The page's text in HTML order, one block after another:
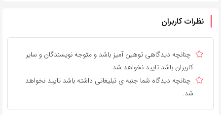
نظرات کاربران
چنانچه دیدگاهی توهین آمیز باشد و متوجه نویسندگان و سایر
کاربران باشد تایید نخواهد شد.
چنانچه دیدگاه شما جنبه ی تبلیغاتی داشته باشد تایید نخواهد
شد.